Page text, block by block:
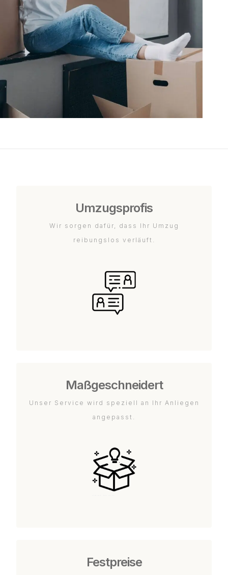
Umzugsprofis
Wir sorgen dafür, dass Ihr Umzug
reibungslos verläuft.
Maßgeschneidert
Unser Service wird speziell an Ihr Anliegen
angepasst.
Festpreise